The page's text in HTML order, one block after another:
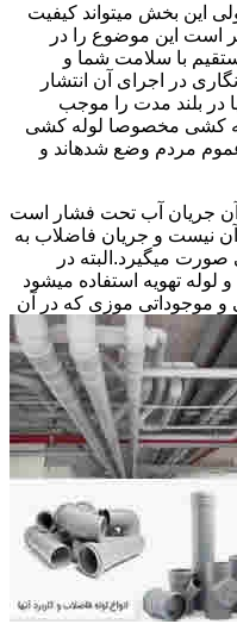
این بخش میتواند کیفیت
است این موضوع را در
با سلامت شما و
در اجرای آن انتشار
در بلند مدت را موجب
کشی مخصوصا لوله کشی
مردم وضع شدهاند و
جریان آب تحت فشار است
نیست و جریان فاضلاب به
میگیرد.البته در
تهویه استفاده میشود
موجوداتی موزی که در آن